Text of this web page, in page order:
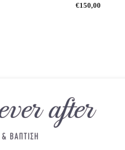
€150,00